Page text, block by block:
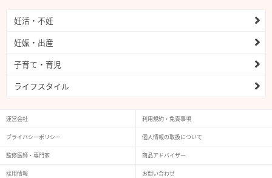
妊活・不妊
妊娠・出産
子育て・育児
ライフスタイル
運営会社 利用規約・免責事項
プライバシーポリシー 個人情報の取扱について
監修医師・専門家 商品アドバイザー
採用情報 お問い合わせ